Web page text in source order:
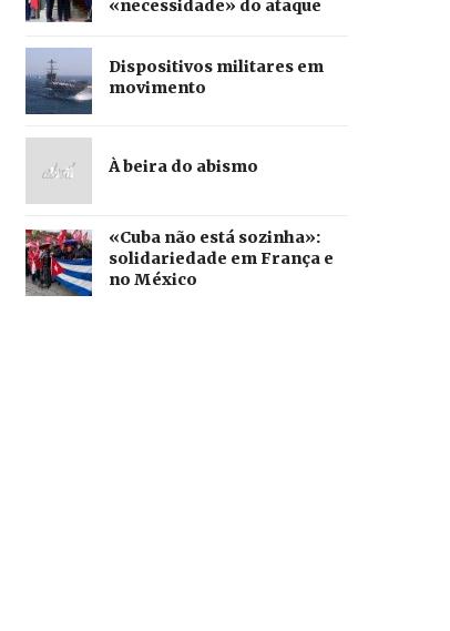
«necessidade» do ataque
Dispositivos militares em
movimento
À beira do abismo
«Cuba não está sozinha»:
solidariedade em França e
no México